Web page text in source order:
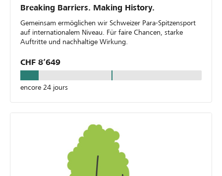
Breaking Barriers. Making History.
Gemeinsam ermöglichen wir Schweizer Para-Spitzensport
auf internationalem Niveau. Für faire Chancen, starke
Auftritte und nachhaltige Wirkung.
CHF 8’649
encore 24 jours